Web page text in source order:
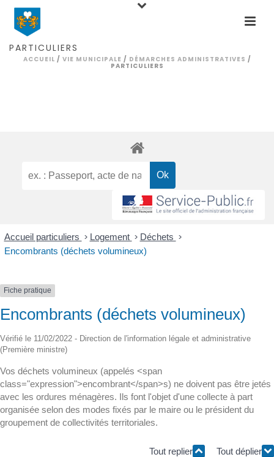
PARTICULIERS
ACCUEIL / VIE MUNICIPALE / DÉMARCHES ADMINISTRATIVES /
PARTICULIERS
Accueil particuliers > Logement > Déchets >
Encombrants (déchets volumineux)
Fiche pratique
Encombrants (déchets volumineux)
Vérifié le 11/02/2022 - Direction de l'information légale et administrative
(Première ministre)
Vos déchets volumineux (appelés <span
class="expression">encombrant</span>s) ne doivent pas être jetés
avec les ordures ménagères. Ils font l'objet d'une collecte à part
organisée selon des modes fixés par le maire ou le président du
groupement de collectivités territoriales.
Tout replier Tout déplier